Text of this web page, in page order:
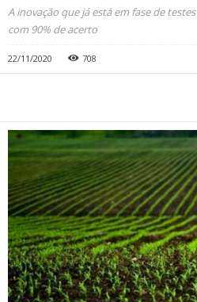
A inovação que já está em fase de
com 90% de acerto
22/11/2020 708